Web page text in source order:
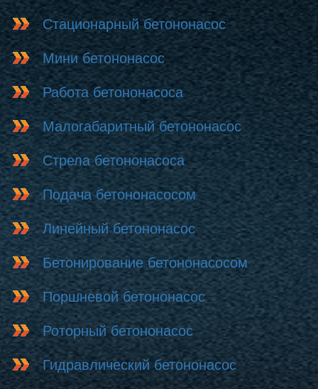
Стационарный бетононасос
Мини бетононасос
Работа бетононасоса
Малогабаритный бетононасос
Стрела бетононасоса
Подача бетононасосом
Линейный бетононасос
Бетонирование бетононасосом
Поршневой бетононасос
Роторный бетононасос
Гидравлический бетононасос